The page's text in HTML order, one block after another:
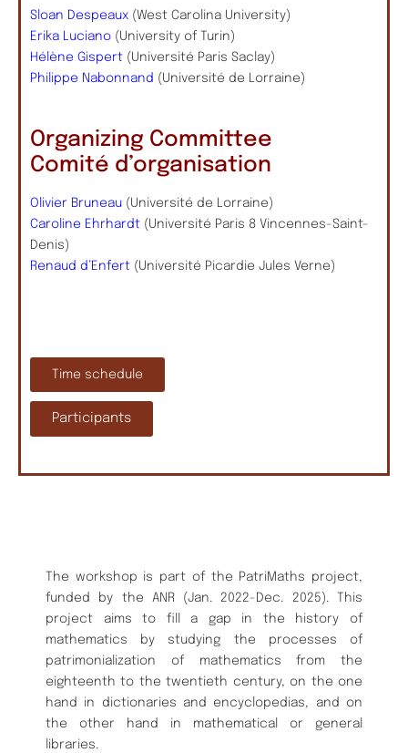
Sloan Despeaux (West Carolina University)
Erika Luciano (University of Turin)
Hélène Gispert (Université Paris Saclay)
Philippe Nabonnand (Université de Lorraine)
Organizing Committee
Comité d’organisation
Olivier Bruneau (Université de Lorraine)
Caroline Ehrhardt (Université Paris 8 Vincennes-Saint-
Denis)
Renaud d’Enfert (Université Picardie Jules Verne)
Time schedule
Participants
The workshop is part of the PatriMaths project,
funded by the ANR (Jan. 2022-Dec. 2025). This
project aims to fill a gap in the history of
mathematics by studying the processes of
patrimonialization of mathematics from the
eighteenth to the twentieth century, on the one
hand in dictionaries and encyclopedias, and on
the other hand in mathematical or general
libraries.